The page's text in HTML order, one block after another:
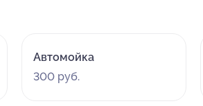
Автомойка
300 руб.